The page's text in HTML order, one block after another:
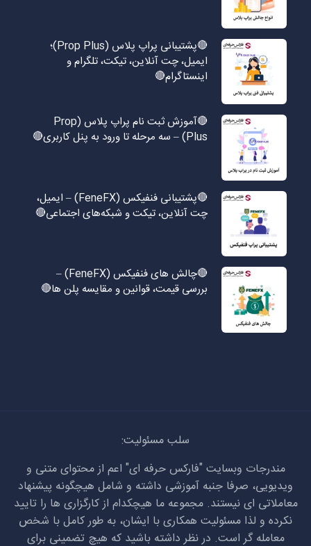
🔴پشتیبانی پراپ پلاس (Prop Plus)؛
ایمیل، چت آنلاین، تیکت، تلگرام و
اینستاگرام🔴
🔴آموزش ثبت نام پراپ پلاس (Prop
Plus) – سه مرحله تا ورود به پنل کاربری🔴
🔴پشتیبانی فنفیکس (FeneFX) – ایمیل،
چت آنلاین، تیکت و شبکه‌های اجتماعی🔴
🔴چالش های فنفیکس (FeneFX) –
بررسی قیمت، قوانین و مقایسه پلن ها🔴
سلب مسئولیت:
مندرجات وبسایت "فارکس حرفه ای" اعم از محتوای متنی و
ویدیویی، صرفا جنبه آموزشی داشته و شامل هیچگونه پیشنهاد
معاملاتی ای نیستند. مجموعه ما هیچکدام از کارگزاری ها را تایید
نکرده و لذا مسئولیت همکاری با ایشان، به طور کامل با شخص
معامله گر است. در نظر داشته باشید که هیچ تضمینی برای